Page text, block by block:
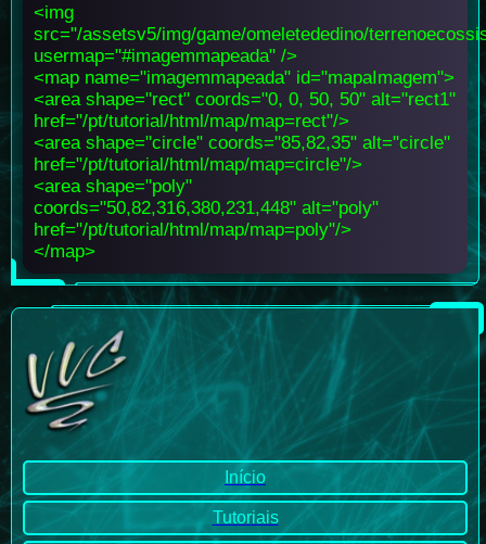
<img
src="/assetsv5/img/game/omeletededino/
usermap="#imagemmapeada" />
<map name="imagemmapeada" id="mapaImagem">
<area shape="rect" coords="0, 0, 50, 50" alt="rect1"
href="/pt/tutorial/html/map/map=rect"/>
<area shape="circle" coords="85,82,35" alt="circle"
href="/pt/tutorial/html/map/map=circle"/>
<area shape="poly"
coords="50,82,316,380,231,448" alt="poly"
href="/pt/tutorial/html/map/map=poly"/>
</map>
Início
Tutoriais